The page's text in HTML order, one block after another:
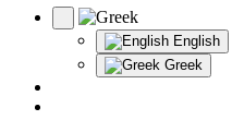
English
Greek